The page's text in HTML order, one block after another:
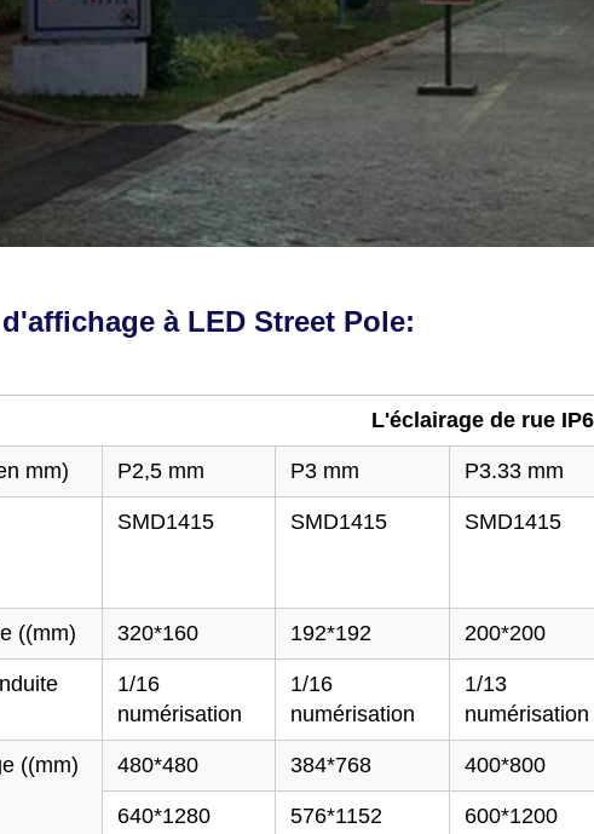
à LED Street Pole:
L'éclairage de rue
mm) P2,5 mm P3 mm P3.33 mm
SMD1415 SMD1415 SMD1415
((mm) 320*160 192*192 200*200
1/16
numérisation
1/16
numérisation
1/13
numérisation
((mm) 480*480 384*768 400*800
640*1280 576*1152 600*1200